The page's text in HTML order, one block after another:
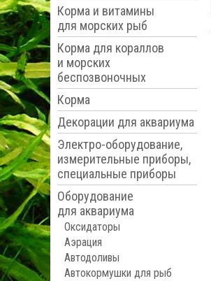
Корма и витамины
для морских рыб
Корма для кораллов
и морских
беспозвоночных
Корма
Декорации для аквариума
Электро-оборудование,
измерительные приборы,
специальные приборы
Оборудование
для аквариума
Оксидаторы
Аэрация
Автодоливы
Автокормушки для рыб